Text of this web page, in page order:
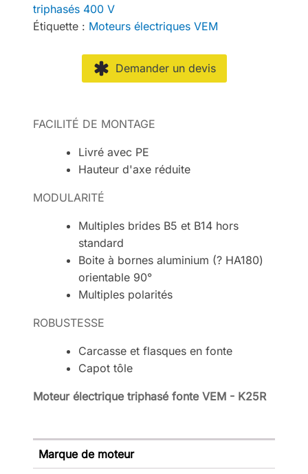
triphasés 400 V
Étiquette : Moteurs électriques VEM
Demander un devis
FACILITÉ DE MONTAGE
Livré avec PE
Hauteur d'axe réduite
MODULARITÉ
Multiples brides B5 et B14 hors
standard
Boite à bornes aluminium (? HA180)
orientable 90°
Multiples polarités
ROBUSTESSE
Carcasse et flasques en fonte
Capot tôle
Moteur électrique triphasé fonte VEM - K25R
Marque de moteur